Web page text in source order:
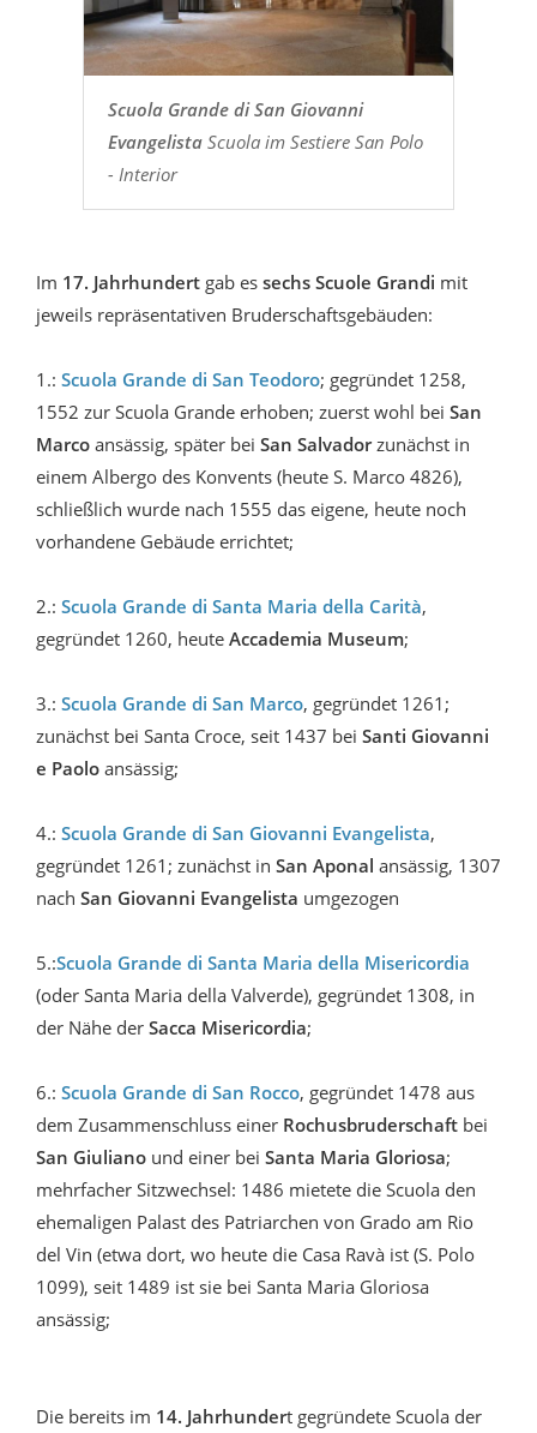
Scuola Grande di San Giovanni
EvangelistaScuola im Sestiere San Polo
- Interior
Im 17. Jahrhundert gab es sechs Scuole Grandi mit
jeweils repräsentativen Bruderschaftsgebäuden:
1.: Scuola Grande di San Teodoro; gegründet 1258,
1552 zur Scuola Grande erhoben; zuerst wohl bei San
Marco ansässig, später bei San Salvadorzunächst in
einem Albergo des Konvents (heute S. Marco 4826),
schließlich wurde nach 1555 das eigene, heute noch
vorhandene Gebäude errichtet;
2.: Scuola Grande di Santa Maria della Carità,
gegründet 1260, heute Accademia Museum;
3.: Scuola Grande di San Marco, gegründet 1261;
zunächst bei Santa Croce, seit 1437 bei Santi Giovanni
e Paolo ansässig;
4.: Scuola Grande di San Giovanni Evangelista,
gegründet 1261; zunächst in San Aponal ansässig, 1307
nach San Giovanni Evangelista umgezogen
5.:Scuola Grande di Santa Maria della Misericordia
(oder Santa Maria della Valverde), gegründet 1308, in
der Nähe der Sacca Misericordia;
6.: Scuola Grande di San Rocco, gegründet 1478 aus
dem Zusammenschluss einer Rochusbruderschaft bei
San Giuliano und einer bei Santa Maria Gloriosa;
mehrfacher Sitzwechsel: 1486 mietete die Scuola den
ehemaligen Palast des Patriarchen von Grado am Rio
del Vin (etwa dort, wo heute die Casa Ravà ist (S. Polo
1099), seit 1489 ist sie bei Santa Maria Gloriosa
ansässig;
Die bereits im 14. Jahrhundert gegründete Scuola der